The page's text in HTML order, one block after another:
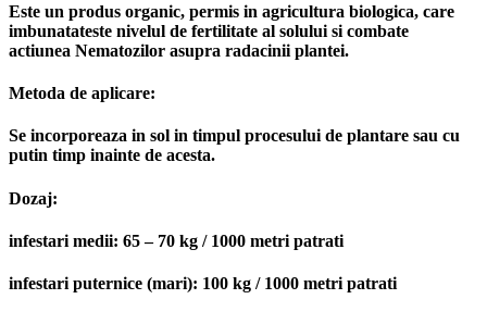
Este un produs organic, permis in agricultura biologica, care
imbunatateste nivelul de fertilitate al solului si combate
actiunea Nematozilor asupra radacinii plantei.
Metoda de aplicare:
Se incorporeaza in sol in timpul procesului de plantare sau cu
putin timp inainte de acesta.
Dozaj:
infestari medii: 65 – 70 kg / 1000 metri patrati
infestari puternice (mari): 100 kg / 1000 metri patrati